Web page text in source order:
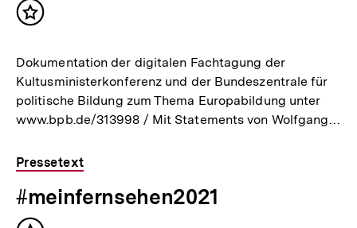
Inhalt
Dokumentation der digitalen Fachtagung der
Kultusministerkonferenz und der Bundeszentrale für
politische Bildung zum Thema Europabildung unter
www.bpb.de/313998 / Mit Statements von Wolfgang…
Pressetext
#meinfernsehen2021